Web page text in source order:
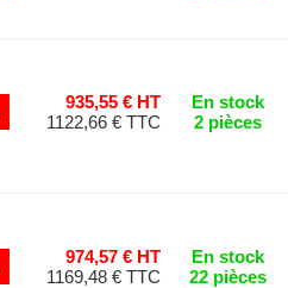
935,55 € HT
1122,66 € TTC
En stock
2 pièces
974,57 € HT
1169,48 € TTC
En stock
22 pièces